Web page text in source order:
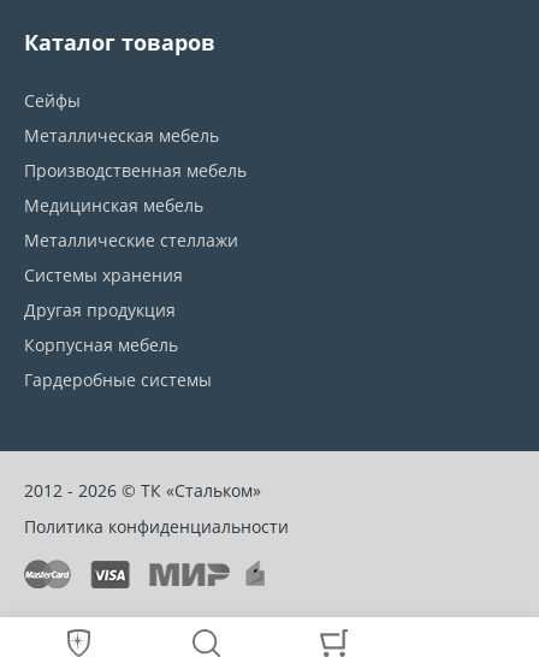
Каталог товаров
Сейфы
Металлическая мебель
Производственная мебель
Медицинская мебель
Металлические стеллажи
Системы хранения
Другая продукция
Корпусная мебель
Гардеробные системы
2012 - 2026 © ТК «Стальком»
Политика конфиденциальности